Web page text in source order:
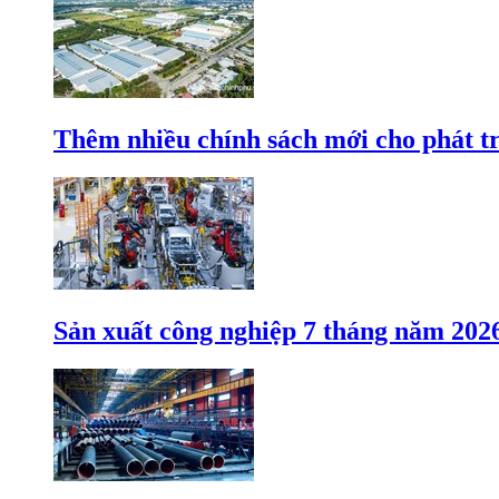
Thêm nhiều chính sách mới cho phát
Sản xuất công nghiệp 7 tháng năm